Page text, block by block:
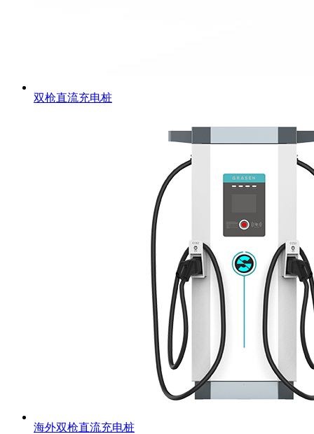
双枪直流充电桩
海外双枪直流充电桩